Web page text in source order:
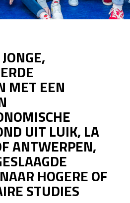
MET EEN
UIT LUIK, LA
ANTWERPEN,
HOGERE OF
STUDIES